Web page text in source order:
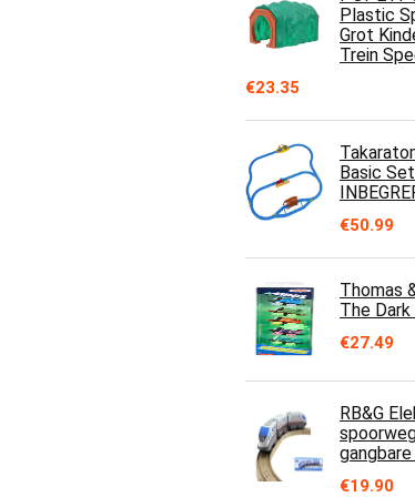
Plastic
Grot
Trein
€23.35
Basic
€50.99
Thomas
The
€27.49
RB&G
€19.90